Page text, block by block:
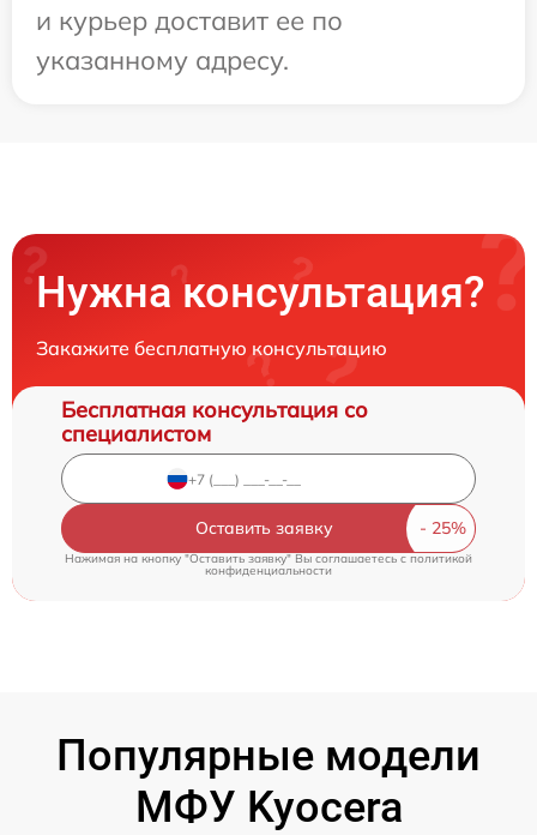
и курьер доставит ее по
указанному адресу.
Нужна консультация?
Закажите бесплатную консультацию
Бесплатная консультация со
специалистом
Оставить заявку
Нажимая на кнопку "Оставить заявку" Вы соглашаетесь c политикой
конфиденциальности
Популярные модели
МФУ Kyocera